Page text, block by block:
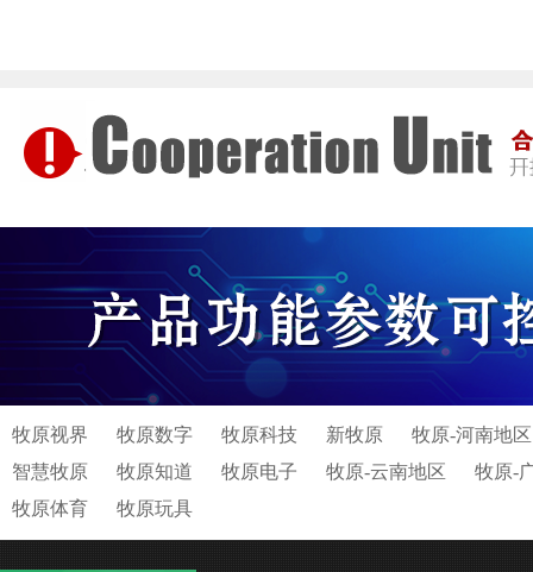
牧原视界 牧原数字 牧原科技 新牧原
牧原-河南地区
智慧牧原
牧原知道 牧原电子 牧原-云南地区
牧原-
牧原体育
牧原玩具